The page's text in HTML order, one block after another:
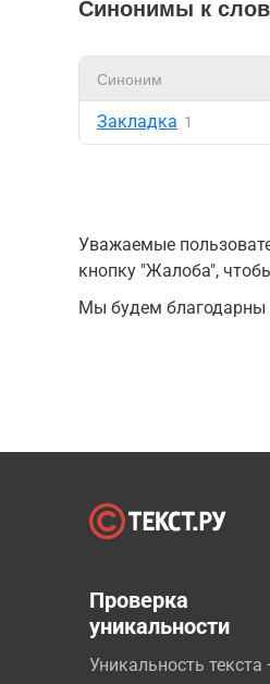
Синонимы к
Синоним
Закладка 1
Уважаемые
кнопку "Жалоба",
Мы будем благодарны
Проверка
уникальности
Уникальность текста